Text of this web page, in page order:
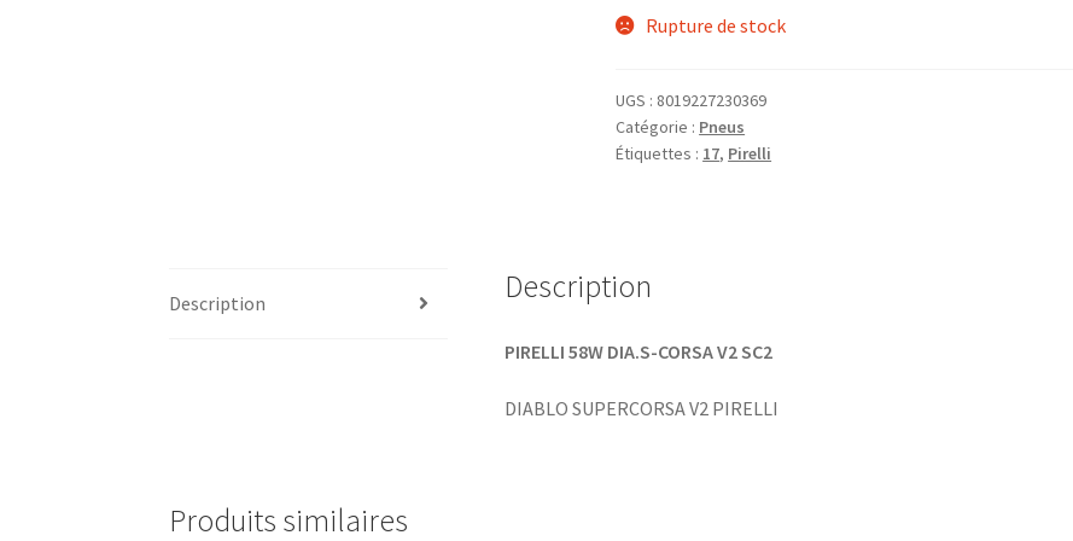
Rupture de stock
UGS : 8019227230369
Catégorie : Pneus
Étiquettes : 17, Pirelli
Description Description
PIRELLI 58W DIA.S-CORSA V2 SC2
DIABLO SUPERCORSA V2 PIRELLI
Produits similaires